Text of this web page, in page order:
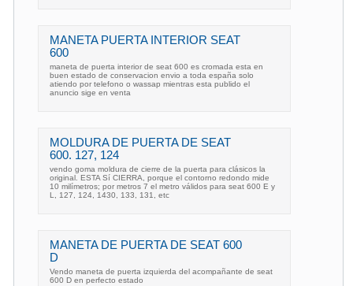
MANETA PUERTA INTERIOR SEAT
600
maneta de puerta interior de seat 600 es cromada esta en
buen estado de conservacion envio a toda españa solo
atiendo por telefono o wassap mientras esta publido el
anuncio sige en venta
MOLDURA DE PUERTA DE SEAT
600. 127, 124
vendo goma moldura de cierre de la puerta para clásicos la
original. ESTA Sí CIERRA, porque el contorno redondo mide
10 milímetros; por metros 7 el metro válidos para seat 600 E y
L, 127, 124, 1430, 133, 131, etc
MANETA DE PUERTA DE SEAT 600
D
Vendo maneta de puerta izquierda del acompañante de seat
600 D en perfecto estado